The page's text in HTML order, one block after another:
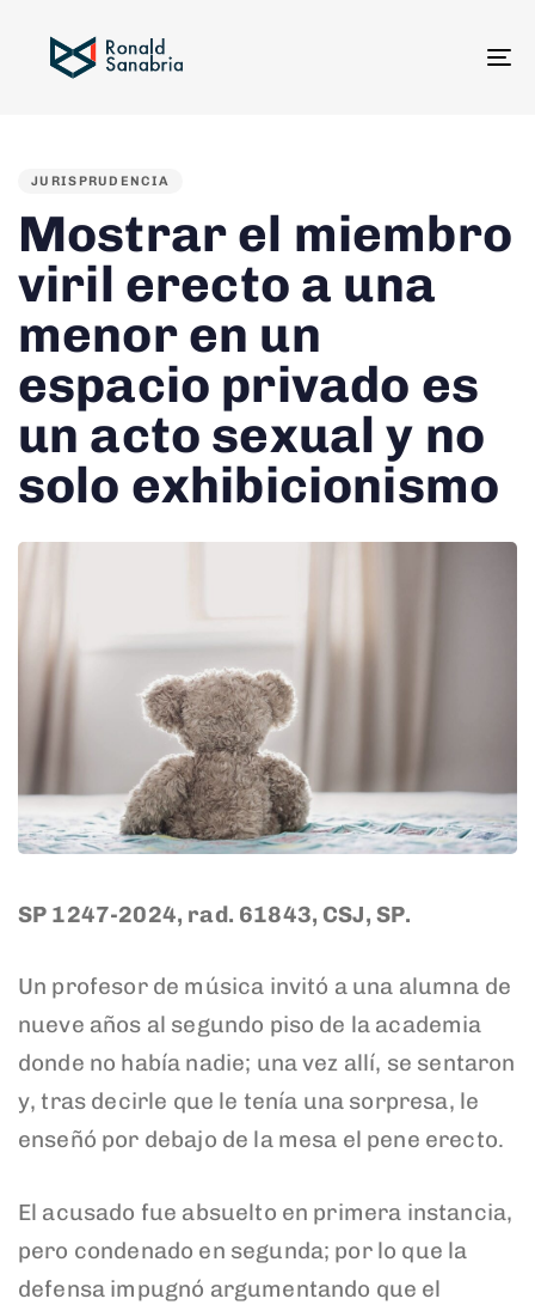
JURISPRUDENCIA
Mostrar el miembro
viril erecto a una
menor en un
espacio privado es
un acto sexual y no
solo exhibicionismo
SP 1247-2024, rad. 61843, CSJ, SP.
Un profesor de música invitó a una alumna de
nueve años al segundo piso de la academia
donde no había nadie; una vez allí, se sentaron
y, tras decirle que le tenía una sorpresa, le
enseñó por debajo de la mesa el pene erecto.
El acusado fue absuelto en primera instancia,
pero condenado en segunda; por lo que la
defensa impugnó argumentando que el